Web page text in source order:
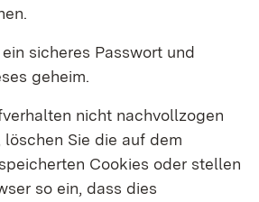
sicheres Passwort und
geheim.
nicht nachvollzogen
Sie die auf dem
Cookies oder stellen
so ein, dass dies